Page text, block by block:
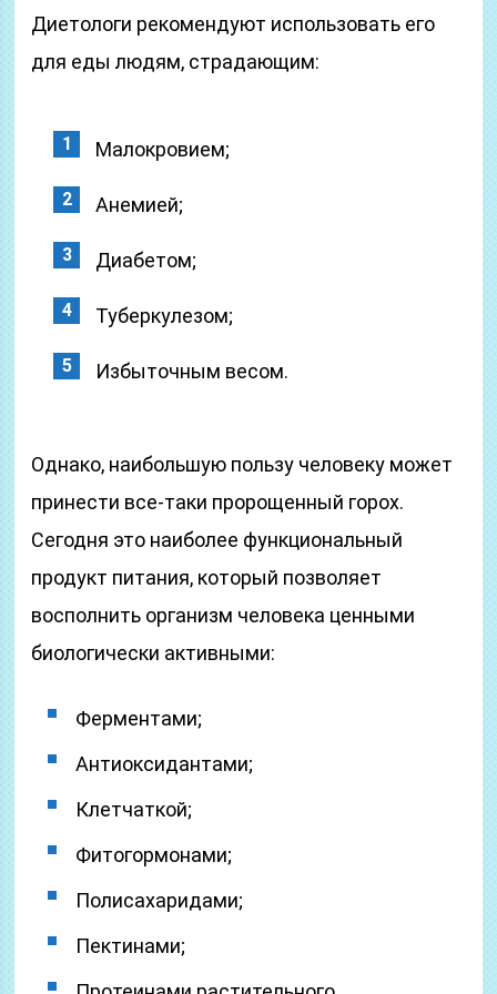
Диетологи рекомендуют использовать его
для еды людям, страдающим:
Малокровием;
Анемией;
Диабетом;
Туберкулезом;
Избыточным весом.
Однако, наибольшую пользу человеку может
принести все-таки пророщенный горох.
Сегодня это наиболее функциональный
продукт питания, который позволяет
восполнить организм человека ценными
биологически активными:
Ферментами;
Антиоксидантами;
Клетчаткой;
Фитогормонами;
Полисахаридами;
Пектинами;